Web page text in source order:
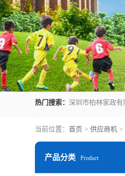
热门搜索：
当前位置： 首页 > 供应商机 >
产品分类 Product